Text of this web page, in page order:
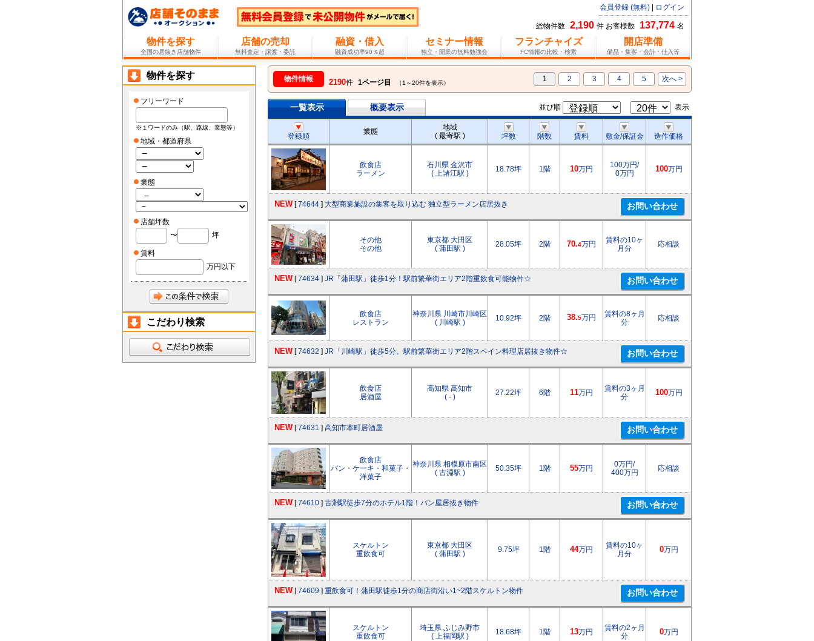
会員登録 (無料) ログイン
総物件数 2,190 件 お客様数 137,774 名
物件を探す
全国の居抜き店舗物件
店舗の売却
無料査定・譲渡・委託
融資・借入
融資成功率90％超
セミナー情報
独立・開業の無料勉強会
フランチャイズ
FC情報の比較・検索
開店準備
備品・集客・会計・仕入等
物件情報 2190件 1ページ目 （1～20件を表示） 1 2 3 4 5 次へ >
一覧表示 概要表示 表示
並び順
登録順
業態
地域
( 最寄駅 )
坪数 階数 賃料 敷金/保証金 造作価格
飲食店
ラーメン
石川県 金沢市
( 上諸江駅 )
18.78坪 1階 10万円
100万円/
0万円
100万円
NEW [74644 ] 大型商業施設の集客を取り込む 独立型ラーメン店居抜き
その他
その他
東京都 大田区
( 蒲田駅 )
28.05坪 2階 70.4万円
賃料の10ヶ
月分
応相談
NEW [74634 ] JR「蒲田駅」徒歩1分！駅前繁華街エリア2階重飲食可能物件☆
飲食店
レストラン
神奈川県 川崎市川崎区
( 川崎駅 )
10.92坪 2階 38.5万円
賃料の8ヶ月
分
応相談
NEW [74632 ] JR「川崎駅」徒歩5分。駅前繁華街エリア2階スペイン料理店居抜き物件☆
飲食店
居酒屋
高知県 高知市
( - )
27.22坪 6階 11万円
賃料の3ヶ月
分
100万円
NEW [74631 ] 高知市本町居酒屋
飲食店
パン・ケーキ・和菓子・
洋菓子
神奈川県 相模原市南区
( 古淵駅 )
50.35坪 1階 55万円
0万円/
400万円
応相談
NEW [74610 ] 古淵駅徒歩7分のホテル1階！パン屋居抜き物件
スケルトン
重飲食可
東京都 大田区
( 蒲田駅 )
9.75坪 1階 44万円
賃料の10ヶ
月分
0万円
NEW [74609 ] 重飲食可！蒲田駅徒歩1分の商店街沿い1~2階スケルトン物件
スケルトン
重飲食可
埼玉県 ふじみ野市
( 上福岡駅 )
18.68坪 1階 13万円
賃料の2ヶ月
分
0万円
物件を探す
フリーワード
※１ワードのみ（駅、路線、業態等）
地域・都道府県
業態
店舗坪数
〜
坪
賃料
万円以下
こだわり検索